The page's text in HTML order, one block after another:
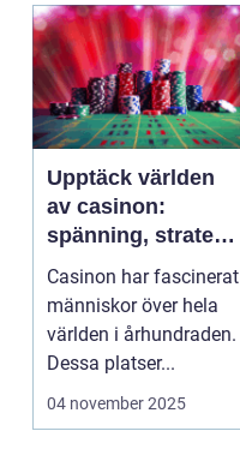
Upptäck världen
av casinon:
spänning, strategi
och tur
Casinon har fascinerat
människor över hela
världen i århundraden.
Dessa platser...
04 november 2025